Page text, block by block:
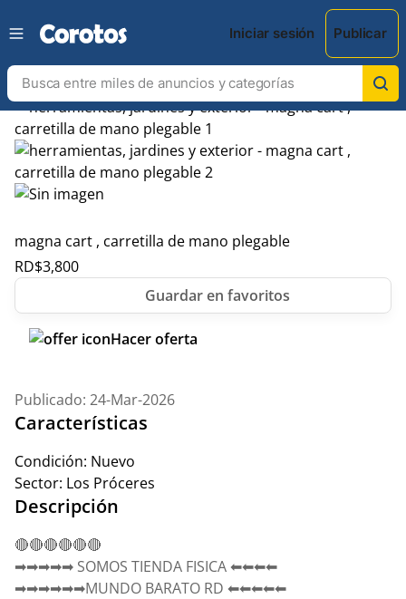
Iniciar sesión Publicar
magna cart , carretilla de mano plegable
RD$3,800
Hacer oferta
Publicado: 24-Mar-2026
Características
Condición: Nuevo
Sector: Los Próceres
Descripción
🔴🔴🔴🔴🔴🔴
➡➡➡➡➡ SOMOS TIENDA FISICA ⬅⬅⬅⬅
➡➡➡➡➡➡MUNDO BARATO RD ⬅⬅⬅⬅⬅